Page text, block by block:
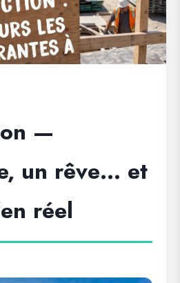
—
un rêve… et
réel